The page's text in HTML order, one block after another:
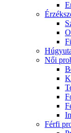
Női
Férfi